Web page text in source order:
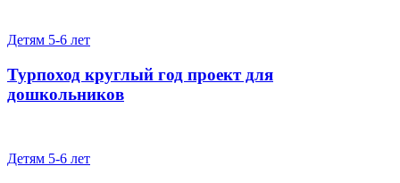
Детям 5-6 лет
Турпоход круглый год проект для
дошкольников
Детям 5-6 лет